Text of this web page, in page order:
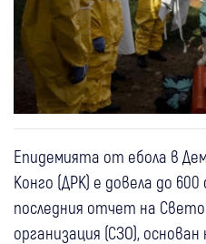
Епидемията от ебола в
Конго (ДРК) е довела до
последния отчет на
организация (СЗО),